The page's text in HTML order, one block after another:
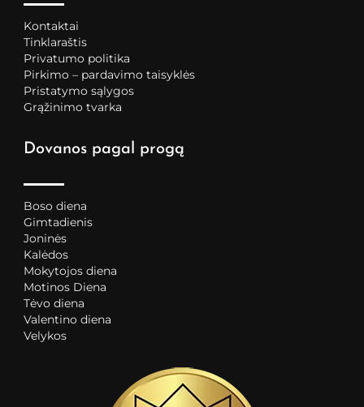
Kontaktai
Tinklaraštis
Privatumo politika
Pirkimo – pardavimo taisyklės
Pristatymo sąlygos
Grąžinimo tvarka
Dovanos pagal progą
Boso diena
Gimtadienis
Joninės
Kalėdos
Mokytojos diena
Motinos Diena
Tėvo diena
Valentino diena
Velykos